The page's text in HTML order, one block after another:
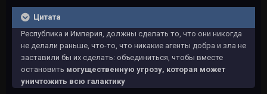
Цитата
Республика и Империя, должны сделать то, что они никогда
не делали раньше, что-то, что никакие агенты добра и зла не
заставили бы их сделать: объединиться, чтобы вместе
остановить могущественную угрозу, которая может
уничтожить всю галактику